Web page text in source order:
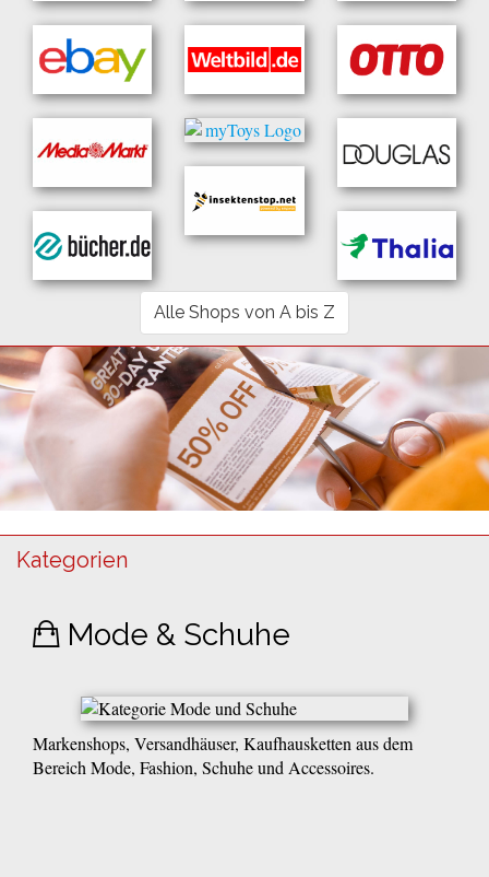
Alle Shops von A bis Z
Kategorien
Mode & Schuhe
Markenshops, Versandhäuser, Kaufhausketten aus dem
Bereich Mode, Fashion, Schuhe und Accessoires.